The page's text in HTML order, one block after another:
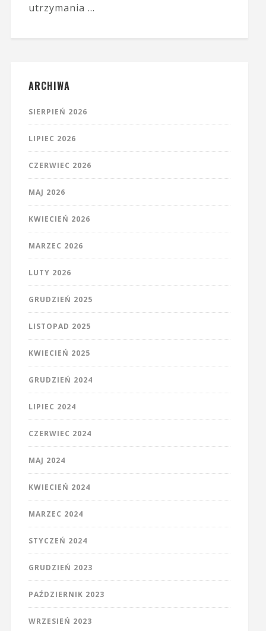
utrzymania …
ARCHIWA
SIERPIEŃ 2026
LIPIEC 2026
CZERWIEC 2026
MAJ 2026
KWIECIEŃ 2026
MARZEC 2026
LUTY 2026
GRUDZIEŃ 2025
LISTOPAD 2025
KWIECIEŃ 2025
GRUDZIEŃ 2024
LIPIEC 2024
CZERWIEC 2024
MAJ 2024
KWIECIEŃ 2024
MARZEC 2024
STYCZEŃ 2024
GRUDZIEŃ 2023
PAŹDZIERNIK 2023
WRZESIEŃ 2023